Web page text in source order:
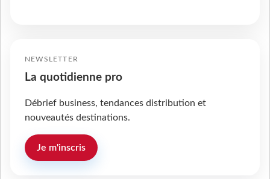
NEWSLETTER
La quotidienne pro
Débrief business, tendances distribution et
nouveautés destinations.
Je m'inscris